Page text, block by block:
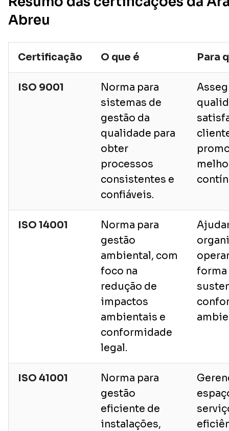
Abreu
Certificação O que é Para
ISO 9001
Norma para
sistemas de
gestão da
qualidade para
obter
processos
consistentes e
confiáveis.
ISO 14001
Norma para
gestão
ambiental, com
foco na
redução de
impactos
ambientais e
conformidade
legal.
forma
ISO 41001
Norma para
gestão
eficiente de
instalações,